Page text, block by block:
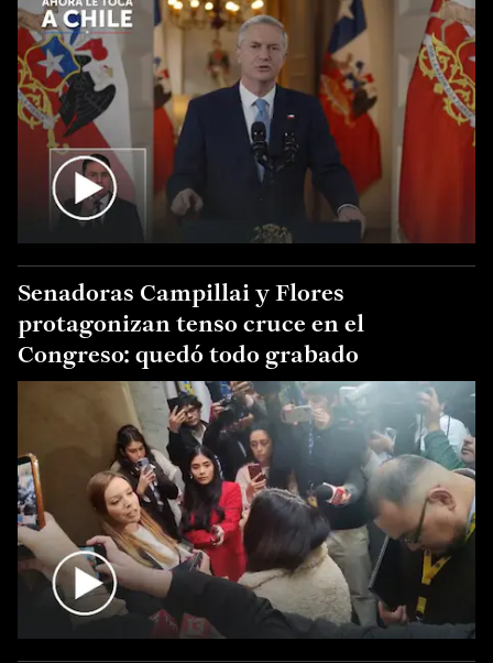
Senadoras Campillai y Flores
protagonizan tenso cruce en el
Congreso: quedó todo grabado